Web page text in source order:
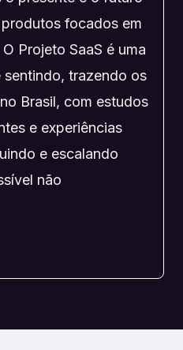
focados em
Projeto SaaS é uma
sentindo, trazendo os
Brasil, com estudos
e experiências
e escalando
não